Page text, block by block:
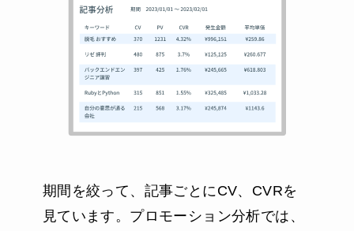
期間を絞って、記事ごとにCV、CVRを
見ています。プロモーション分析では、